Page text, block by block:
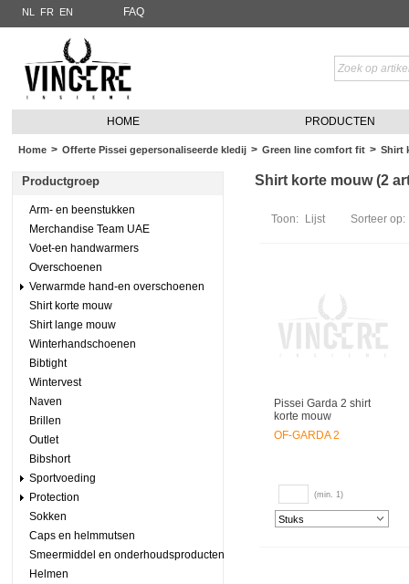
NL FR EN FAQ
HOME PRODUCTEN
Home > Offerte Pissei gepersonaliseerde kledij > Green line comfort fit > Shirt
Productgroep
Arm- en beenstukken
Merchandise Team UAE
Voet-en handwarmers
Overschoenen
Verwarmde hand-en overschoenen
Shirt korte mouw
Shirt lange mouw
Winterhandschoenen
Bibtight
Wintervest
Naven
Brillen
Outlet
Bibshort
Sportvoeding
Protection
Sokken
Caps en helmmutsen
Smeermiddel en onderhoudsproducten
Helmen
Shirt korte mouw (2
Toon: Lijst Sorteer op:
Pissei Garda 2 shirt
korte mouw
OF-GARDA 2
(min. 1)